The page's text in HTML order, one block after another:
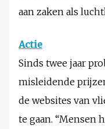
aan zaken als
Actie
Sinds twee jaar
misleidende
de websites van
te gaan. “Mensen